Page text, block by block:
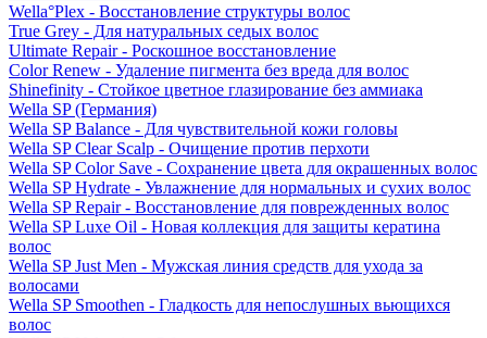
Wella°Plex - Восстановление структуры волос
True Grey - Для натуральных седых волос
Ultimate Repair - Роскошное восстановление
Color Renew - Удаление пигмента без вреда для волос
Shinefinity - Стойкое цветное глазирование без аммиака
Wella SP (Германия)
Wella SP Balance - Для чувствительной кожи головы
Wella SP Clear Scalp - Очищение против перхоти
Wella SP Color Save - Сохранение цвета для окрашенных волос
Wella SP Hydrate - Увлажнение для нормальных и сухих волос
Wella SP Repair - Восстановление для поврежденных волос
Wella SP Luxe Oil - Новая коллекция для защиты кератина
волос
Wella SP Just Men - Мужская линия средств для ухода за
волосами
Wella SP Smoothen - Гладкость для непослушных вьющихся
волос